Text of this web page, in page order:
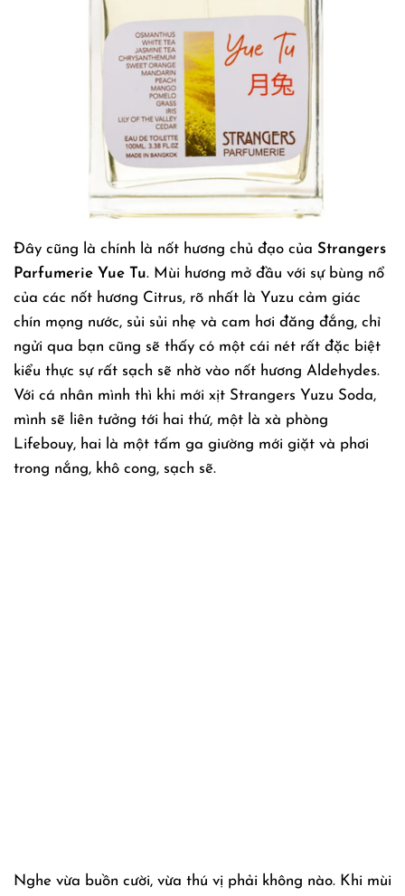
Đây cũng là chính là nốt hương chủ đạo của Strangers
Parfumerie Yue Tu. Mùi hương mở đầu với sự bùng nổ
của các nốt hương Citrus, rõ nhất là Yuzu cảm giác
chín mọng nước, sủi sủi nhẹ và cam hơi đăng đắng, chỉ
ngửi qua bạn cũng sẽ thấy có một cái nét rất đặc biệt
kiểu thực sự rất sạch sẽ nhờ vào nốt hương Aldehydes.
Với cá nhân mình thì khi mới xịt Strangers Yuzu Soda,
mình sẽ liên tưởng tới hai thứ, một là xà phòng
Lifebouy, hai là một tấm ga giường mới giặt và phơi
trong nắng, khô cong, sạch sẽ.
Nghe vừa buồn cười, vừa thú vị phải không nào. Khi mùi